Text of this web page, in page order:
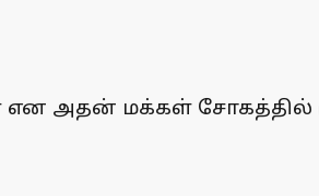
மக்கள் சோகத்தில்